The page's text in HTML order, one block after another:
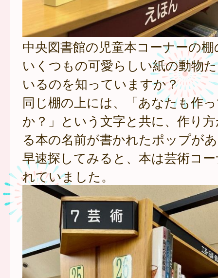
中央図書館の児童本コーナーの
いくつもの可愛らしい紙の動物
いるのを知っていますか？
同じ棚の上には、「あなたも作
か？」という文字と共に、作り
る本の名前が書かれたポップが
早速探してみると、本は芸術コ
れていました。